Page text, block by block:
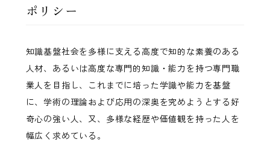
ポリシー
知識基盤社会を多様に支える高度で知的な素養のある
人材、あるいは高度な専門的知識・能力を持つ専門職
業人を目指し、これまでに培った学識や能力を基盤
に、学術の理論および応用の深奥を究めようとする好
奇心の強い人、又、多様な経歴や価値観を持った人を
幅広く求めている。